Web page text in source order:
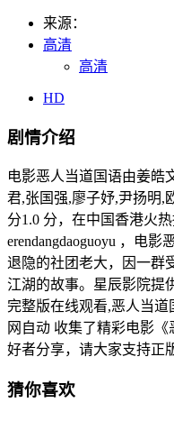
来源：
高清
高清
HD
剧情介绍
电影恶人当道国语由姜皓
君,张国强,廖子妤,尹扬明,
分1.0 分，在中国香港火
erendangdaoguoyu ，电
退隐的社团老大，因一群
江湖的故事。星辰影院提
完整版在线观看,恶人当
网自动 收集了精彩电影
好者分享，请大家支持正
猜你喜欢